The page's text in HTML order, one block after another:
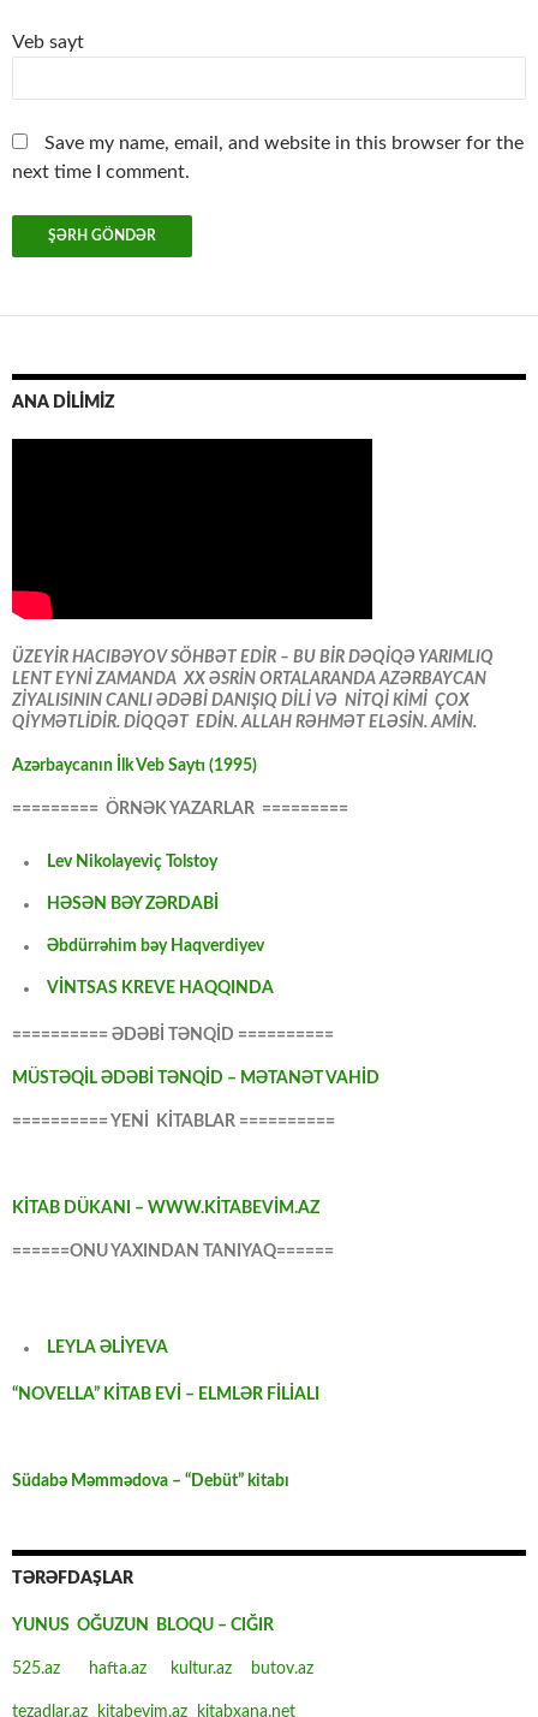
Veb sayt
Save my name, email, and website in this browser for the
next time I comment.
ANA DİLİMİZ
ÜZEYİR HACIBƏYOV SÖHBƏT EDİR – BU BİR DƏQİQƏ YARIMLIQ
LENT EYNİ ZAMANDA XX ƏSRİN ORTALARANDA AZƏRBAYCAN
ZİYALISININ CANLI ƏDƏBİ DANIŞIQ DİLİ VƏ NİTQİ KİMİ ÇOX
QİYMƏTLİDİR. DİQQƏT EDİN. ALLAH RƏHMƏT ELƏSİN. AMİN.
Azərbaycanın İlk Veb Saytı (1995)
========= ÖRNƏK YAZARLAR =========
Lev Nikolayeviç Tolstoy
HƏSƏN BƏY ZƏRDABİ
Əbdürrəhim bəy Haqverdiyev
VİNTSAS KREVE HAQQINDA
========== ƏDƏBİ TƏNQİD ==========
MÜSTƏQİL ƏDƏBİ TƏNQİD – MƏTANƏT VAHİD
========== YENİ KİTABLAR ==========
KİTAB DÜKANI – WWW.KİTABEVİM.AZ
======ONU YAXINDAN TANIYAQ======
LEYLA ƏLİYEVA
“NOVELLA” KİTAB EVİ – ELMLƏR FİLİALI
Südabə Məmmədova – “Debüt” kitabı
TƏRƏFDAŞLAR
YUNUS OĞUZUN BLOQU – CIĞIR
525.az hafta.az kultur.az butov.az
tezadlar.az kitabevim.az kitabxana.net